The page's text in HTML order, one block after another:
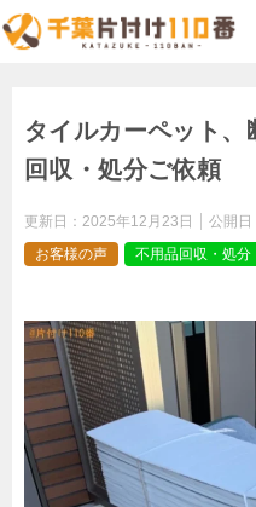
タイルカーペット
回収・処分ご依頼
更新日： 2025年12月23日 公開日
お客様の声
不用品回収・処分